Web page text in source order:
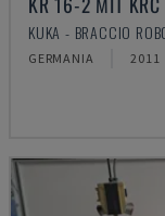
KUKA - BRACCIO
GERMANIA 2011